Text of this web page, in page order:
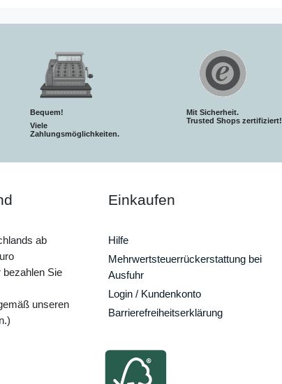
Bequem!
Viele
Zahlungsmöglichkeiten.
Mit Sicherheit.
Trusted Shops zertifiziert!
ab
Sie
unseren
Einkaufen
Hilfe
Mehrwertsteuerrückerstattung bei
Ausfuhr
Login / Kundenkonto
Barrierefreiheitserklärung